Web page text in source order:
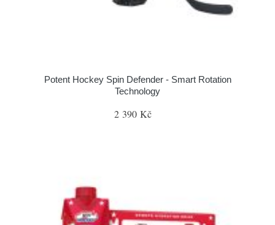
Potent Hockey Spin Defender - Smart Rotation
Technology
2 390 Kč